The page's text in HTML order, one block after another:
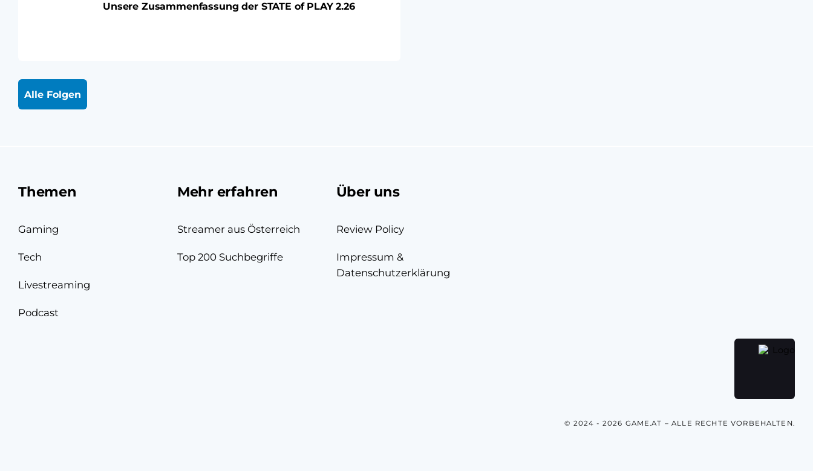
Unsere Zusammenfassung der STATE of PLAY 2.26
Alle Folgen
Themen
Gaming
Tech
Livestreaming
Podcast
Mehr erfahren
Streamer aus Österreich
Top 200 Suchbegriffe
Über uns
Review Policy
Impressum &
Datenschutzerklärung
© 2024 - 2026 GAME.AT – ALLE RECHTE VORBEHALTEN.